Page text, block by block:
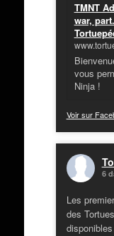
TMNT
war,
vous
Ninja !
Voir sur
6
Les
des